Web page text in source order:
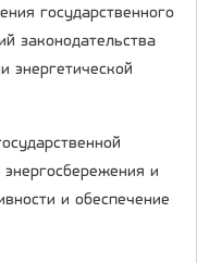
государственного
законодательства
энергетической
и
и обеспечение